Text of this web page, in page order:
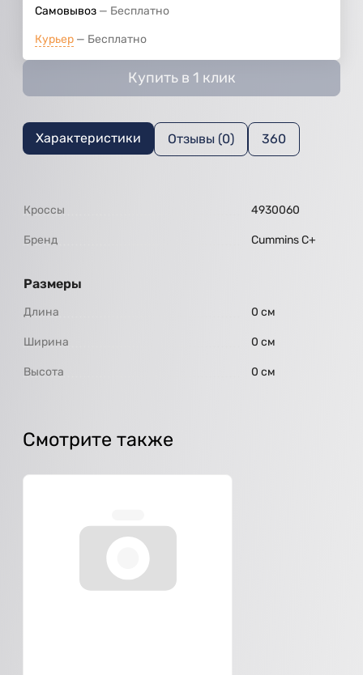
Самовывоз Бесплатно
Курьер Бесплатно
Купить в 1 клик
Характеристики Отзывы (0) 360
Кроссы 4930060
Бренд Cummins C+
Размеры
Длина 0 см
Ширина 0 см
Высота 0 см
Смотрите также